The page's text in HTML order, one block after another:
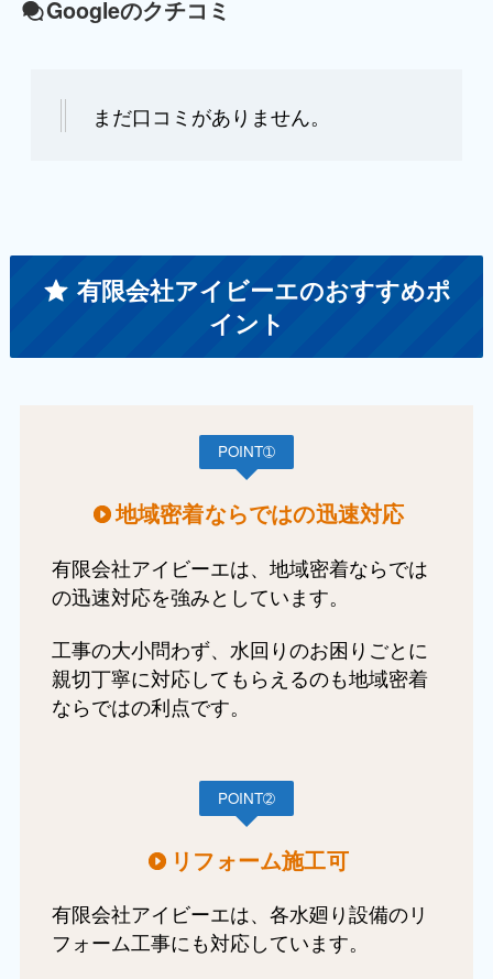
Googleのクチコミ
まだ口コミがありません。
有限会社アイビーエのおすすめポ
イント
POINT➀
地域密着ならではの迅速対応
有限会社アイビーエは、地域密着ならでは
の迅速対応を強みとしています。
工事の大小問わず、水回りのお困りごとに
親切丁寧に対応してもらえるのも地域密着
ならではの利点です。
POINT➁
リフォーム施工可
有限会社アイビーエは、各水廻り設備のリ
フォーム工事にも対応しています。